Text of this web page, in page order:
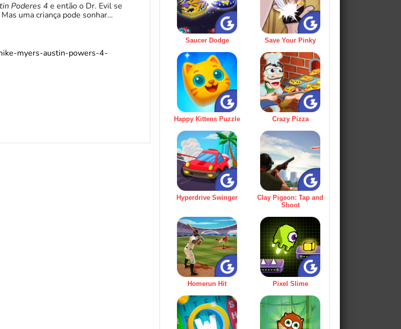
Poderes 4 e então o Dr. Evil se
uma criança pode sonhar…
myers-austin-powers-4-
Saucer Dodge Save Your Pinky
Happy Kittens Puzzle Crazy Pizza
Hyperdrive Swinger
Clay Pigeon: Tap and
Shoot
Homerun Hit Pixel Slime